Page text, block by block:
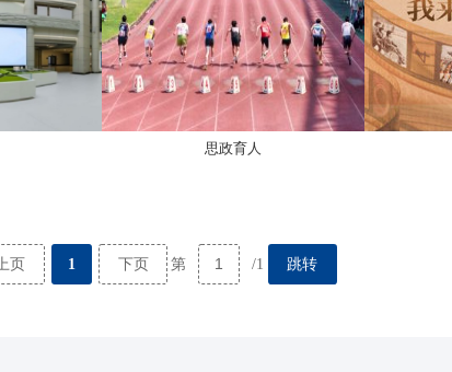
思政育人
上页 1 下页 第 /1 跳转